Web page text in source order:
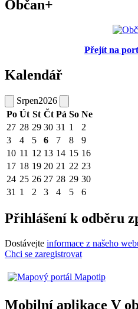
Občan+
Přejít na
Kalendář
Srpen2026
Po Út St Čt Pá So Ne
27 28 29 30 31 1
2
3
4 5 6 7 8
9
10 11 12 13 14 15 16
17 18 19 20 21 22 23
24 25 26 27 28 29 30
31 1 2 3 4 5 6
Přihlášení k odběru
Dostávejte informace z našeho
Chci se zaregistrovat
Mobilní aplikace V